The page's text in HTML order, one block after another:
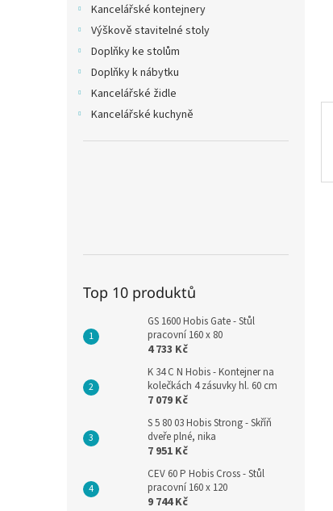
Kancelářské kontejnery
Výškově stavitelné stoly
Doplňky ke stolům
Doplňky k nábytku
Kancelářské židle
Kancelářské kuchyně
Top 10 produktů
GS 1600 Hobis Gate - Stůl
pracovní 160 x 80
4 733 Kč
K 34 C N Hobis - Kontejner na
kolečkách 4 zásuvky hl. 60 cm
7 079 Kč
S 5 80 03 Hobis Strong - Skříň
dveře plné, nika
7 951 Kč
CEV 60 P Hobis Cross - Stůl
pracovní 160 x 120
9 744 Kč